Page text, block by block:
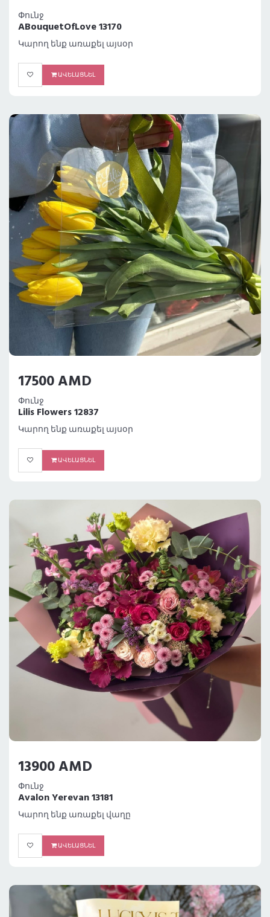
Փունջ
ABouquetOfLove 13170
Կարող ենք առաքել այսօր
ԱՎԵԼԱՑՆԵԼ
17500 AMD
Փունջ
Lilis Flowers 12837
Կարող ենք առաքել այսօր
ԱՎԵԼԱՑՆԵԼ
13900 AMD
Փունջ
Avalon Yerevan 13181
Կարող ենք առաքել վաղը
ԱՎԵԼԱՑՆԵԼ